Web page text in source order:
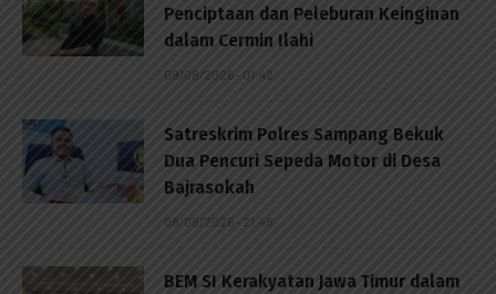
Penciptaan dan Peleburan Keinginan
dalam Cermin Ilahi
09/08/2026 - 01:42
Satreskrim Polres Sampang Bekuk
Dua Pencuri Sepeda Motor di Desa
Bajrasokah
08/08/2026 - 21:48
BEM SI Kerakyatan Jawa Timur dalam